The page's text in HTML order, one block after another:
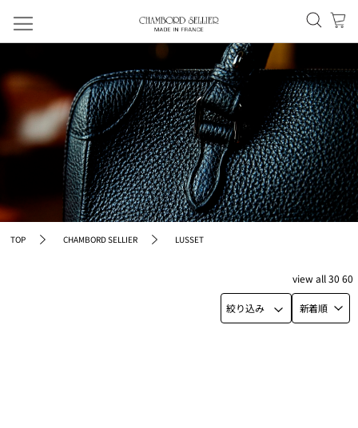
TOP CHAMBORD SELLIER LUSSET
絞り込み 新着順
viewall30 60